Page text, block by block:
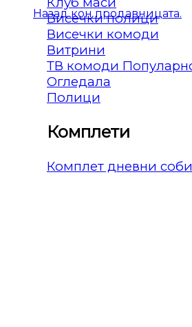
Назад кон продавницата.
Висечки полици
Висечки комоди
Витрини
ТВ комоди
Огледала
Полици
Комплети
Комплет дневни соби